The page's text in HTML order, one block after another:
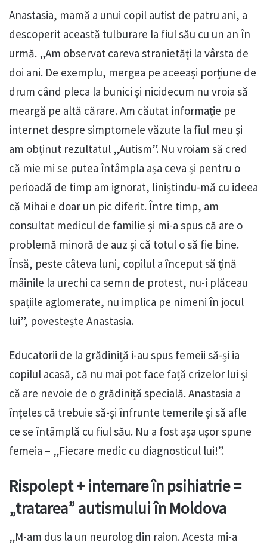
Anastasia, mamă a unui copil autist de patru ani, a
descoperit această tulburare la fiul său cu un an în
urmă. „Am observat careva stranietăți la vârsta de
doi ani. De exemplu, mergea pe aceeași porțiune de
drum când pleca la bunici și nicidecum nu vroia să
meargă pe altă cărare. Am căutat informație pe
internet despre simptomele văzute la fiul meu și
am obținut rezultatul „Autism”. Nu vroiam să cred
că mie mi se putea întâmpla așa ceva și pentru o
perioadă de timp am ignorat, liniștindu-mă cu ideea
că Mihai e doar un pic diferit. Între timp, am
consultat medicul de familie și mi-a spus că are o
problemă minoră de auz și că totul o să fie bine.
Însă, peste câteva luni, copilul a început să țină
mâinile la urechi ca semn de protest, nu-i plăceau
spațiile aglomerate, nu implica pe nimeni în jocul
lui”, povestește Anastasia.
Educatorii de la grădiniță i-au spus femeii să-și ia
copilul acasă, că nu mai pot face față crizelor lui și
că are nevoie de o grădiniță specială. Anastasia a
înțeles că trebuie să-și înfrunte temerile și să afle
ce se întâmplă cu fiul său. Nu a fost așa ușor spune
femeia – „Fiecare medic cu diagnosticul lui!”.
Rispolept + internare în psihiatrie =
„tratarea” autismului în Moldova
„M-am dus la un neurolog din raion. Acesta mi-a